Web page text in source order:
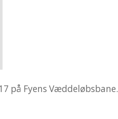
på Fyens Væddeløbsbane.